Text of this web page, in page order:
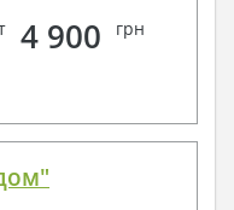
4 900 грн